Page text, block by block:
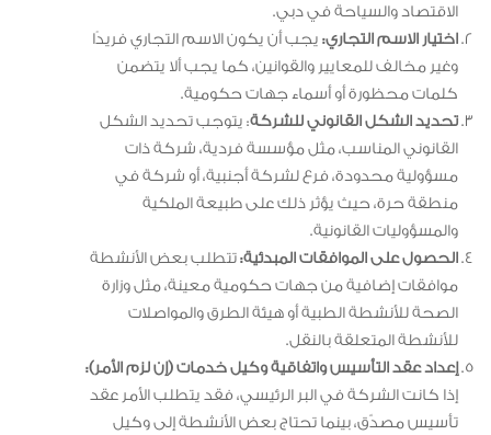
الاقتصاد والسياحة في دبي.
اختيار الاسم التجاري: يجب أن يكون الاسم التجاري فريدًا
وغير مخالف للمعايير والقوانين، كما يجب ألا يتضمن
كلمات محظورة أو أسماء جهات حكومية.
تحديد الشكل القانوني للشركة: يتوجب تحديد الشكل
القانوني المناسب، مثل مؤسسة فردية، شركة ذات
مسؤولية محدودة، فرع لشركة أجنبية، أو شركة في
منطقة حرة، حيث يؤثر ذلك على طبيعة الملكية
والمسؤوليات القانونية.
الحصول على الموافقات المبدئية:تتطلب بعض الأنشطة
موافقات إضافية من جهات حكومية معينة، مثل وزارة
الصحة للأنشطة الطبية أو هيئة الطرق والمواصلات
للأنشطة المتعلقة بالنقل.
إعداد عقد التأسيس واتفاقية وكيل خدمات (إن لزم الأمر):
إذا كانت الشركة في البر الرئيسي، فقد يتطلب الأمر عقد
تأسيس مصدّق، بينما تحتاج بعض الأنشطة إلى وكيل